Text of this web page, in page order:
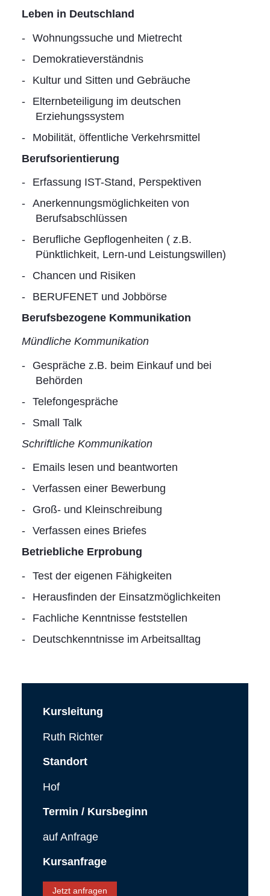
Leben in Deutschland
Wohnungssuche und Mietrecht
Demokratieverständnis
Kultur und Sitten und Gebräuche
Elternbeteiligung im deutschen
Erziehungssystem
Mobilität, öffentliche Verkehrsmittel
Berufsorientierung
Erfassung IST-Stand, Perspektiven
Anerkennungsmöglichkeiten von
Berufsabschlüssen
Berufliche Gepflogenheiten ( z.B.
Pünktlichkeit, Lern-und Leistungswillen)
Chancen und Risiken
BERUFENET und Jobbörse
Berufsbezogene Kommunikation
Mündliche Kommunikation
Gespräche z.B. beim Einkauf und bei
Behörden
Telefongespräche
Small Talk
Schriftliche Kommunikation
Emails lesen und beantworten
Verfassen einer Bewerbung
Groß- und Kleinschreibung
Verfassen eines Briefes
Betriebliche Erprobung
Test der eigenen Fähigkeiten
Herausfinden der Einsatzmöglichkeiten
Fachliche Kenntnisse feststellen
Deutschkenntnisse im Arbeitsalltag
Kursleitung
Ruth Richter
Standort
Hof
Termin / Kursbeginn
auf Anfrage
Kursanfrage
Jetzt anfragen